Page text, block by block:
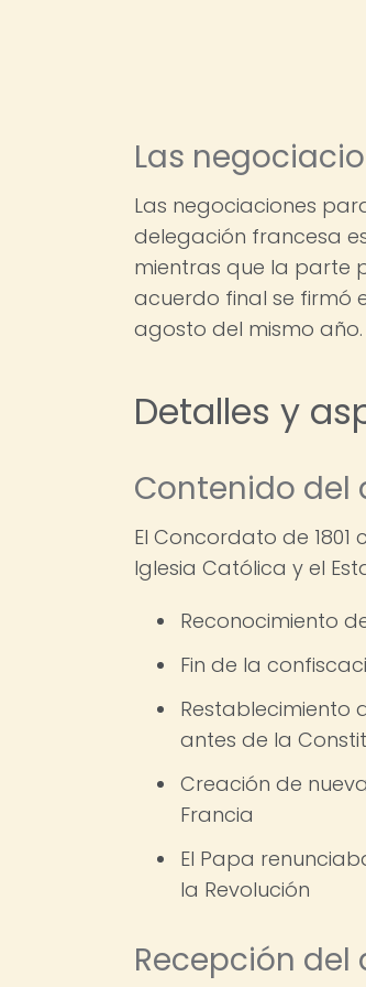
Las
Las negociaciones
delegación francesa
mientras que la parte
acuerdo final se firmó
agosto del mismo año.
Detalles y
Contenido del
El Concordato de
Iglesia Católica y el
Reconocimiento
Fin de la
Restablecimiento
antes de la
Creación de
Francia
El Papa
la Revolución
Recepción del